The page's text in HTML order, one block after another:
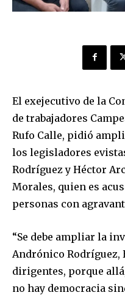
El exejecutivo de la
de trabajadores
Rufo Calle, pidió
los legisladores
Rodríguez y Héctor
Morales, quien es
personas con
“Se debe ampliar la
Andrónico Rodríguez,
dirigentes, porque
no hay democracia